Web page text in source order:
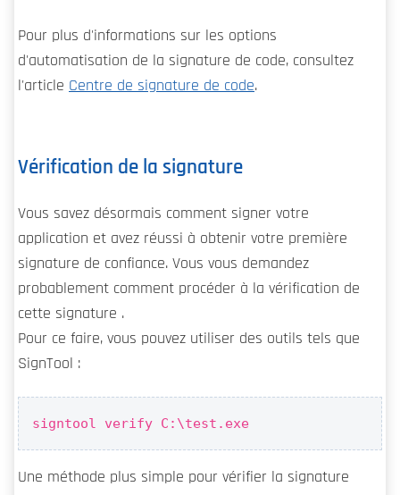
Pour plus d'informations sur les options
d'automatisation de la signature de code, consultez
l'article Centre de signature de code.
Vérification de la signature
Vous savez désormais comment signer votre
application et avez réussi à obtenir votre première
signature de confiance. Vous vous demandez
probablement comment procéder à la vérification de
cette signature .
Pour ce faire, vous pouvez utiliser des outils tels que
SignTool :
signtool verify C:\test.exe
Une méthode plus simple pour vérifier la signature